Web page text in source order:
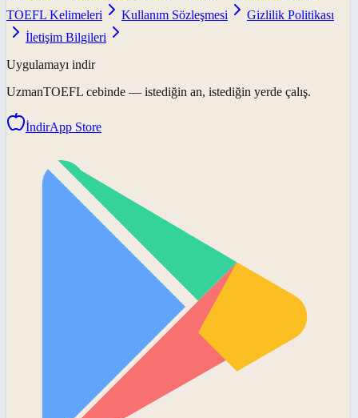
TOEFL Kelimeleri
Kullanım Sözleşmesi
Gizlilik Politikası
İletişim Bilgileri
Uygulamayı indir
UzmanTOEFL cebinde — istediğin an, istediğin yerde çalış.
İndirApp Store